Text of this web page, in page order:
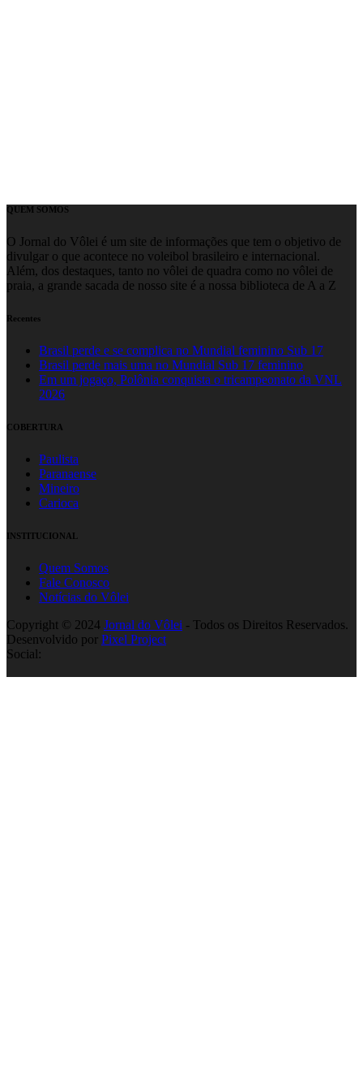
QUEM SOMOS
O Jornal do Vôlei é um site de informações que tem o objetivo de
divulgar o que acontece no voleibol brasileiro e internacional.
Além, dos destaques, tanto no vôlei de quadra como no vôlei de
praia, a grande sacada de nosso site é a nossa biblioteca de A a Z
Recentes
Brasil perde e se complica no Mundial feminino Sub 17
Brasil perde mais uma no Mundial Sub 17 feminino
Em um jogaço, Polônia conquista o tricampeonato da VNL
2026
COBERTURA
Paulista
Paranaense
Mineiro
Carioca
INSTITUCIONAL
Quem Somos
Fale Conosco
Notícias do Vôlei
Copyright © 2024 Jornal do Vôlei - Todos os Direitos Reservados.
Desenvolvido por Pixel Project
Social: